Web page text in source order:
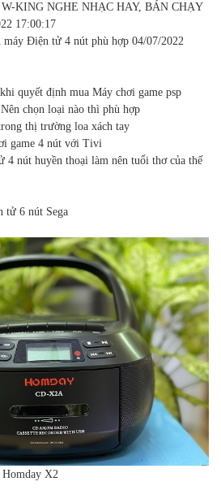
KING NGHE NHẠC HAY, BÁN CHẠY
17:00:17
máy Điện tử 4 nút phù hợp 04/07/2022
quyết định mua Máy chơi game psp
chọn loại nào thì phù hợp
thị trường loa xách tay
game 4 nút với Tivi
nút huyền thoại làm nên tuổi thơ của thế
tử 6 nút Sega
X2